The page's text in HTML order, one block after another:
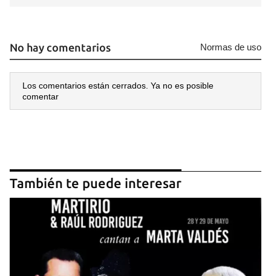
Guardar como favorito
Para poder guardar como favorito, primero has de
iniciar sesión con tu cuenta de 14ymedio.
No hay comentarios Normas de uso
Los comentarios están cerrados. Ya no es posible
comentar
También te puede interesar